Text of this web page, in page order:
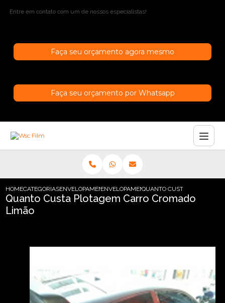
Entre em contato com um de nossos especialistas!
Faça seu orçamento agora mesmo
Faça seu orçamento por Whatsapp
HOMECATEGORIASENVELOPAMENTO DE CARROS
ENVELOPAMENTO CARRO SAO PAULO
QUANTO CUSTA PLOTAGEM
Quanto Custa Plotagem Carro Cromado
Limão